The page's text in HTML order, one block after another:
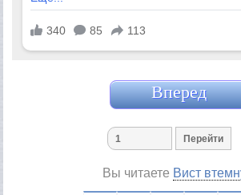
Вперед
Вы читаете Вист